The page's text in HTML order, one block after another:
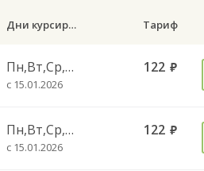
Дни курсирования Тариф
Пн,Вт,Ср,Чт,Пт,Вс
с 15.01.2026
122 руб.
Пн,Вт,Ср,Чт,Пт,Вс
с 15.01.2026
122 руб.